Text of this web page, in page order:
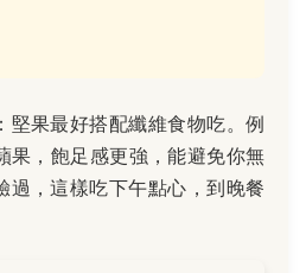
堅果最好搭配纖維食物吃。例
果，飽足感更強，能避免你無
過，這樣吃下午點心，到晚餐